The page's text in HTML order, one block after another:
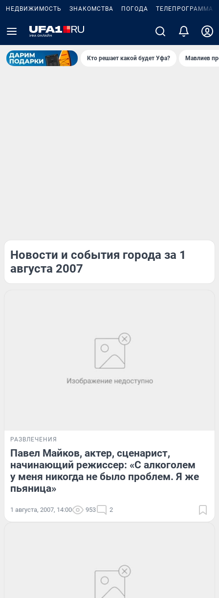
НЕДВИЖИМОСТЬ ЗНАКОМСТВА ПОГОДА ТЕЛЕПРОГРАММА
Кто решает какой будет Уфа? Мавлиев
Новости и события города за 1
августа 2007
РАЗВЛЕЧЕНИЯ
Павел Майков, актер, сценарист,
начинающий режиссер: «С алкоголем
у меня никогда не было проблем. Я же
пьяница»
1 августа, 2007, 14:00 953 2